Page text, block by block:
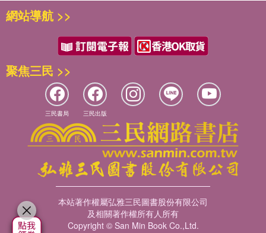
網站導航 >>
聚焦三民 >>
三民書局 三民出版
本站著作權屬弘雅三民圖書股份有限公司
及相關著作權所有人所有
Copyright © San Min Book Co.,Ltd.